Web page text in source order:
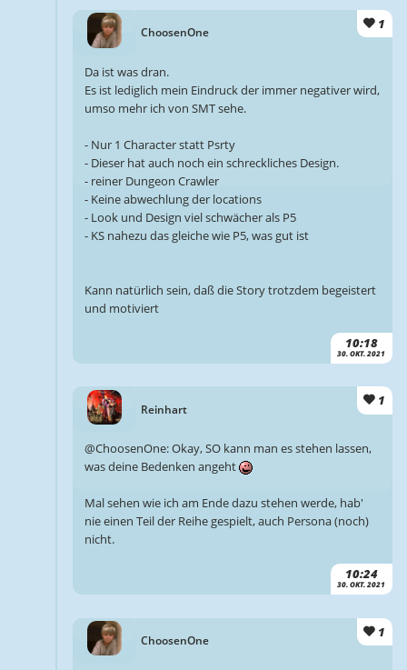
ChoosenOne
1
10:18
30. OKT. 2021
Da ist was dran.
Es ist lediglich mein Eindruck der immer negativer wird,
umso mehr ich von SMT sehe.
- Nur 1 Character statt Psrty
- Dieser hat auch noch ein schreckliches Design.
- reiner Dungeon Crawler
- Keine abwechlung der locations
- Look und Design viel schwächer als P5
- KS nahezu das gleiche wie P5, was gut ist
Kann natürlich sein, daß die Story trotzdem begeistert
und motiviert
Reinhart
1
10:24
30. OKT. 2021
@ChoosenOne: Okay, SO kann man es stehen lassen,
was deine Bedenken angeht
Mal sehen wie ich am Ende dazu stehen werde, hab'
nie einen Teil der Reihe gespielt, auch Persona (noch)
nicht.
ChoosenOne
1